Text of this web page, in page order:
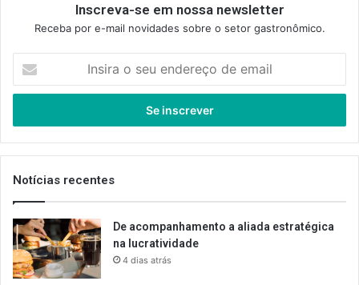
Inscreva-se em nossa newsletter
Receba por e-mail novidades sobre o setor gastronômico.
seu
de
email
Notícias recentes
De acompanhamento a aliada estratégica
na lucratividade
4 dias atrás